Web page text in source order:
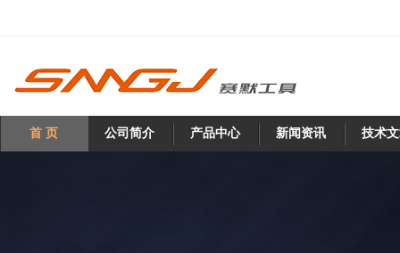
首 页 公司简介 产品中心 新闻资讯 技术